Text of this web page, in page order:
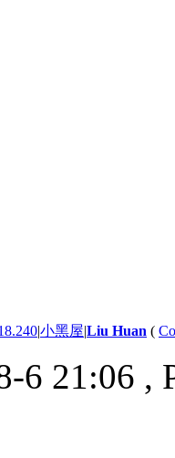
|小黑屋|Liu Huan (
6 21:06 ,